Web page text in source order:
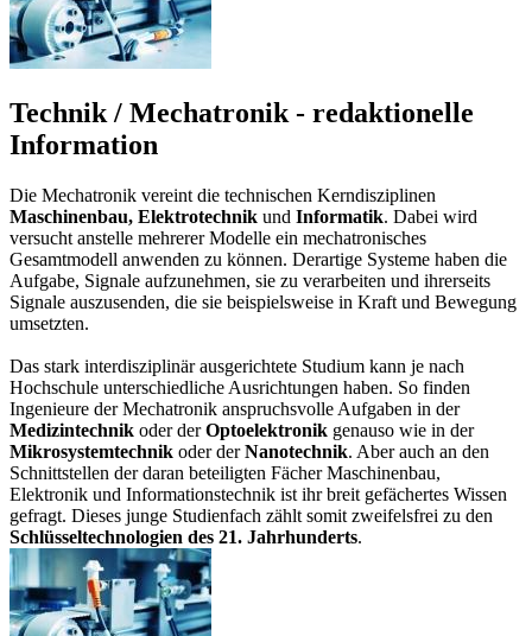
Technik / Mechatronik - redaktionelle
Information
Die Mechatronik vereint die technischen Kerndisziplinen
Maschinenbau, Elektrotechnik und Informatik. Dabei wird
versucht anstelle mehrerer Modelle ein mechatronisches
Gesamtmodell anwenden zu können. Derartige Systeme haben die
Aufgabe, Signale aufzunehmen, sie zu verarbeiten und ihrerseits
Signale auszusenden, die sie beispielsweise in Kraft und Bewegung
umsetzten.
Das stark interdisziplinär ausgerichtete Studium kann je nach
Hochschule unterschiedliche Ausrichtungen haben. So finden
Ingenieure der Mechatronik anspruchsvolle Aufgaben in der
Medizintechnik oder derOptoelektronik genauso wie in der
Mikrosystemtechnik oder derNanotechnik. Aber auch an den
Schnittstellen der daran beteiligten Fächer Maschinenbau,
Elektronik und Informationstechnik ist ihr breit gefächertes Wissen
gefragt. Dieses junge Studienfach zählt somit zweifelsfrei zu den
Schlüsseltechnologien des 21. Jahrhunderts.